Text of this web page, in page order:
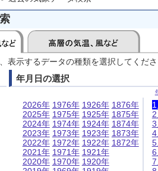
表示するデータの種類を選択してくだ
年月日の選択
2026年
2025年
2024年
2023年
2022年
2021年
2020年
1976年
1975年
1974年
1973年
1972年
1971年
1970年
1926年
1925年
1924年
1923年
1922年
1921年
1920年
1876年
1875年
1874年
1873年
1872年